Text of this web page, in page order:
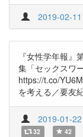
2019-02-
『女性学年報
集「セックスワ
https://t.co/
を考える／要友
2019-01-
32 42